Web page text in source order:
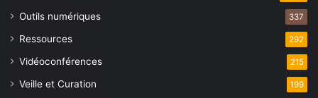
Outils numériques 337
Ressources 292
Vidéoconférences 215
Veille et Curation 199